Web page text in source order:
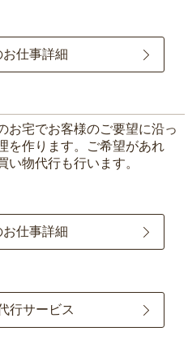
仕事詳細
お宅でお客様のご要望に沿っ
を作ります。ご希望があれ
い物代行も行います。
仕事詳細
行サービス